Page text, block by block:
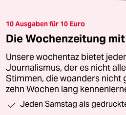
10 Ausgaben für 10 Euro
Die Wochenzeitung
Unsere wochentaz bietet
Journalismus, der es nicht
Stimmen, die woanders nicht
zehn Wochen lang
Jeden Samstag als